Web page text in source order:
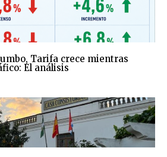
Tarifa crece mientras
El análisis